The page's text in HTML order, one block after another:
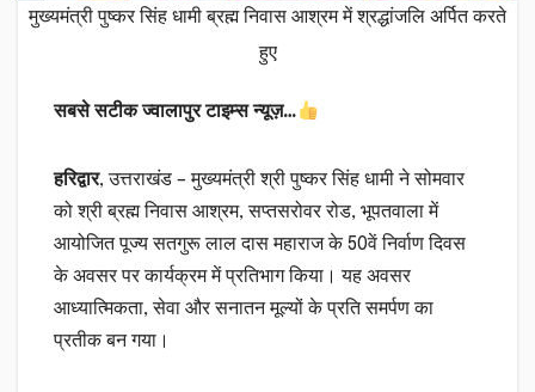
मुख्यमंत्री पुष्कर सिंह धामी ब्रह्म निवास आश्रम में श्रद्धांजलि अर्पित करते
हुए
सबसे सटीक ज्वालापुर टाइम्स न्यूज़…
हरिद्वार, उत्तराखंड – मुख्यमंत्री श्री पुष्कर सिंह धामी ने सोमवार
को श्री ब्रह्म निवास आश्रम, सप्तसरोवर रोड, भूपतवाला में
आयोजित पूज्य सतगुरू लाल दास महाराज के 50वें निर्वाण दिवस
के अवसर पर कार्यक्रम में प्रतिभाग किया। यह अवसर
आध्यात्मिकता, सेवा और सनातन मूल्यों के प्रति समर्पण का
प्रतीक बन गया।